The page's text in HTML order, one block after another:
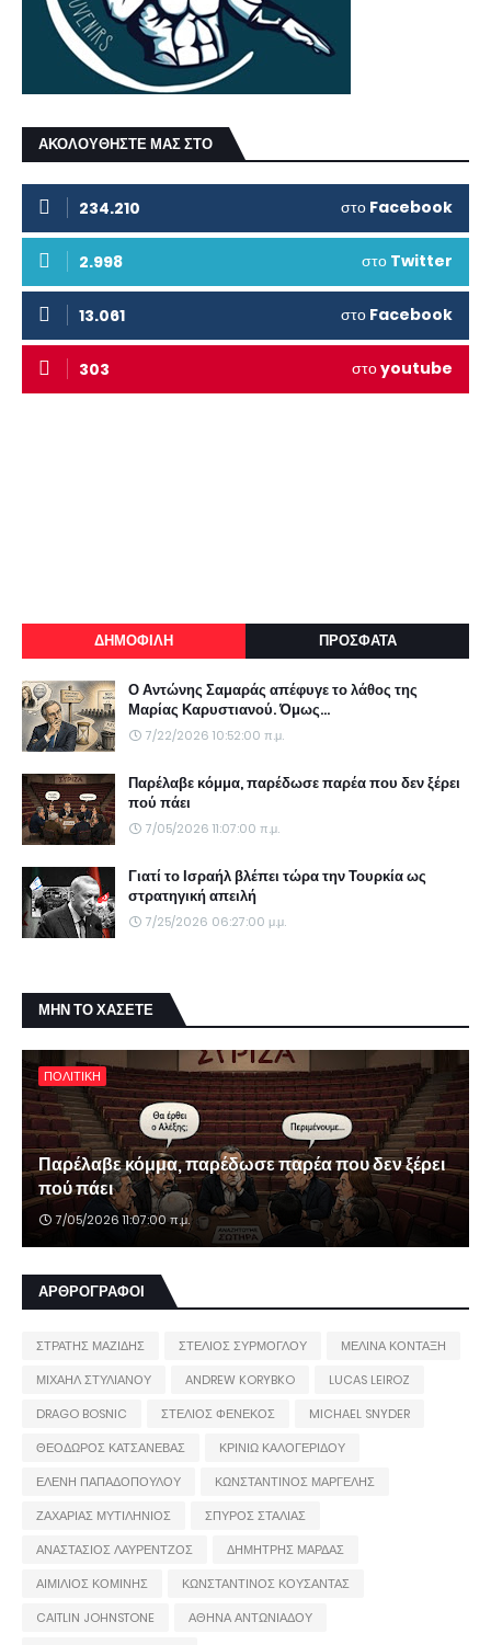
ΑΚΟΛΟΥΘΗΣΤΕ ΜΑΣ ΣΤΟ
234.210 στο Facebook
2.998 στο Twitter
13.061 στο Facebook
303 στοyoutube
ΔΗΜΟΦΙΛΗ ΠΡΟΣΦΑΤΑ
Ο Αντώνης Σαμαράς απέφυγε το λάθος της
Μαρίας Καρυστιανού. Όμως...
7/22/2026 10:52:00 π.μ.
Παρέλαβε κόμμα, παρέδωσε παρέα που δεν ξέρει
πού πάει
7/05/2026 11:07:00 π.μ.
Γιατί το Ισραήλ βλέπει τώρα την Τουρκία ως
στρατηγική απειλή
7/25/2026 06:27:00 μ.μ.
ΜΗΝ ΤΟ ΧΑΣΕΤΕ
ΠΟΛΙΤΙΚΗ
Παρέλαβε κόμμα, παρέδωσε παρέα που δεν ξέρει
πού πάει
7/05/2026 11:07:00 π.μ.
ΑΡΘΡΟΓΡΑΦΟΙ
ΣΤΡΑΤΗΣ ΜΑΖΙΔΗΣ ΣΤΕΛΙΟΣ ΣΥΡΜΟΓΛΟΥ
ΜΕΛΙΝΑ ΚΟΝΤΑΞΗ
ΜΙΧΑΗΛ ΣΤΥΛΙΑΝΟΥ
ANDREW KORYBKO
LUCAS LEIROZ
DRAGO BOSNIC
ΣΤΕΛΙΟΣ ΦΕΝΕΚΟΣ
MICHAEL SNYDER
ΘΕΟΔΩΡΟΣ ΚΑΤΣΑΝΕΒΑΣ
ΚΡΙΝΙΩ ΚΑΛΟΓΕΡΙΔΟΥ
ΕΛΕΝΗ ΠΑΠΑΔΟΠΟΥΛΟΥ
ΚΩΝΣΤΑΝΤΙΝΟΣ ΜΑΡΓΕΛΗΣ
ΖΑΧΑΡΙΑΣ ΜΥΤΙΛΗΝΙΟΣ
ΣΠΥΡΟΣ ΣΤΑΛΙΑΣ
ΑΝΑΣΤΑΣΙΟΣ ΛΑΥΡΕΝΤΖΟΣ
ΔΗΜΗΤΡΗΣ ΜΑΡΔΑΣ
ΑΙΜΙΛΙΟΣ ΚΟΜΙΝΗΣ
ΚΩΝΣΤΑΝΤΙΝΟΣ ΚΟΥΣΑΝΤΑΣ
CAITLIN JOHNSTONE
ΑΘΗΝΑ ΑΝΤΩΝΙΑΔΟΥ